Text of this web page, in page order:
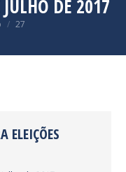
DE 2017
27
ELEIÇÕES